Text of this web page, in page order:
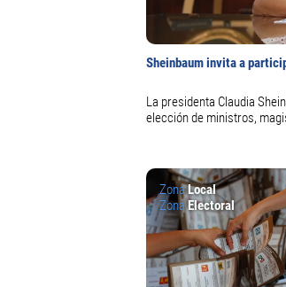
Sheinbaum invita a
La presidenta Claudia
elección de ministros,
ZonaLocal
ZonaElectoral